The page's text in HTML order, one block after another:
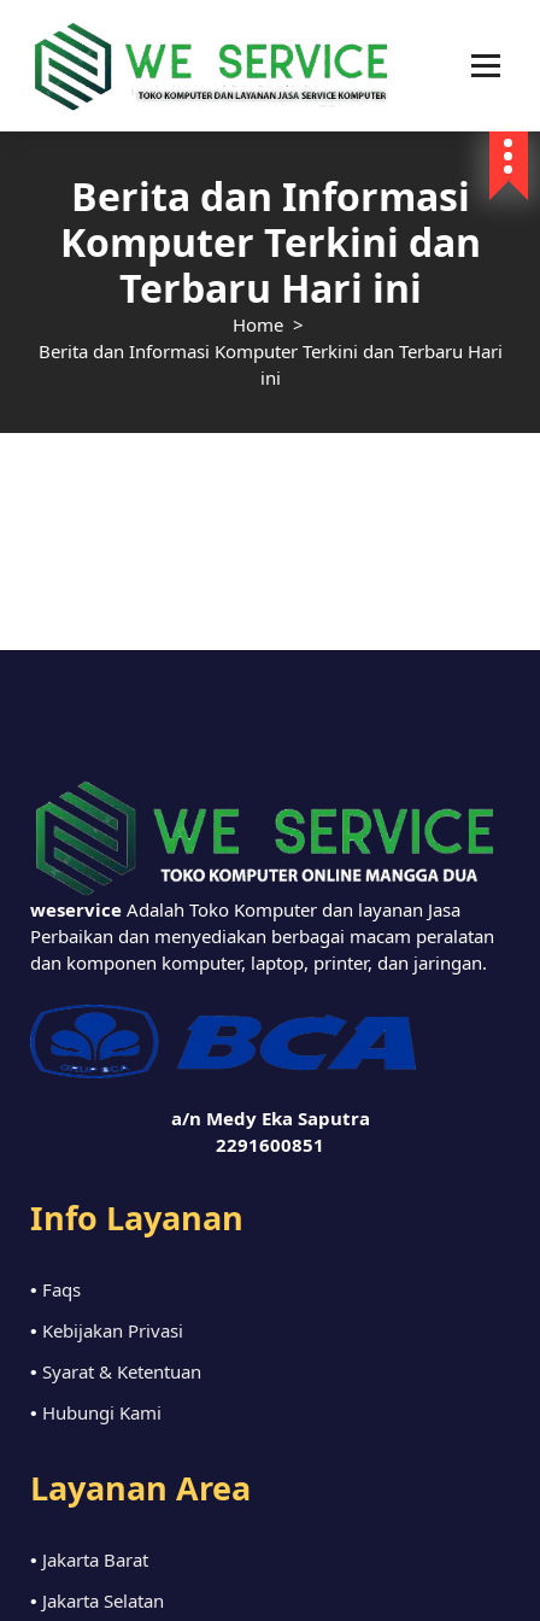
Printer, Service PABX dan Service Jaringan area jakarta
Berita dan Informasi
Komputer Terkini dan
Terbaru Hari ini
Home>
Berita dan Informasi Komputer Terkini dan Terbaru Hari
ini
weservice Adalah Toko Komputer dan layanan Jasa
Perbaikan dan menyediakan berbagai macam peralatan
dan komponen komputer, laptop, printer, dan jaringan.
a/n Medy Eka Saputra
2291600851
Info Layanan
• Faqs
• Kebijakan Privasi
• Syarat & Ketentuan
• Hubungi Kami
Layanan Area
• Jakarta Barat
• Jakarta Selatan